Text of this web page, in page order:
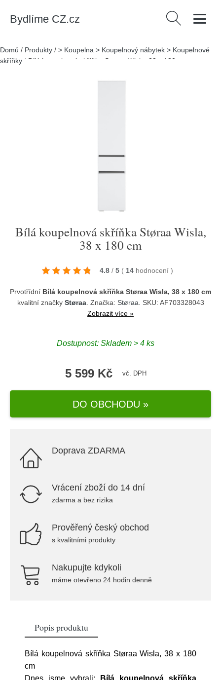
Bydlíme CZ.cz Vyhledávání
Domů / Produkty / > Koupelna > Koupelnový nábytek > Koupelnové
skříňky / Bílá koupelnová skříňka Støraa Wisla, 38 x 180 cm
Bílá koupelnová skříňka Støraa Wisla,
38 x 180 cm
4.8 / 5 ( 14 hodnocení )
Prvotřídní Bílá koupelnová skříňka Støraa Wisla, 38 x 180 cm
kvalitní značky Støraa. Značka: Støraa . SKU: AF703328043
Zobrazit více »
Dostupnost: Skladem > 4 ks
5 599 Kč vč. DPH
DO OBCHODU »
Doprava ZDARMA
Vrácení zboží do 14 dní
zdarma a bez rizika
Prověřený český obchod
s kvalitními produkty
Nakupujte kdykoli
máme otevřeno 24 hodin denně
Popis produktu
Bílá koupelnová skříňka Støraa Wisla, 38 x 180
cm
Dnes jsme vybrali:
Bílá koupelnová skříňka